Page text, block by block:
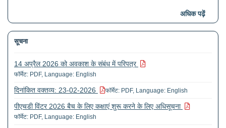
सीएसपीआईएलएएस, एसएलएल और सीएस "20वीं और 21वीं सदी में
दुनिया भर में युवा कथाओं और सांस्कृतिक प्रथाओं" पर एक अंतर्राष्ट्रीय
सम्मेलन का आयोजन करते हैं
अधिक पढ़ें
सूचना
14 अप्रैल 2026 को अवकाश के संबंध में परिपत्र
फॉर्मेट: PDF, Language: English
दिनांकित वक्तव्य: 23-02-2026 फॉर्मेट: PDF, Language: English
पीएचडी विंटर 2026 बैच के लिए कक्षाएं शुरू करने के लिए अधिसूचना
फॉर्मेट: PDF, Language: English